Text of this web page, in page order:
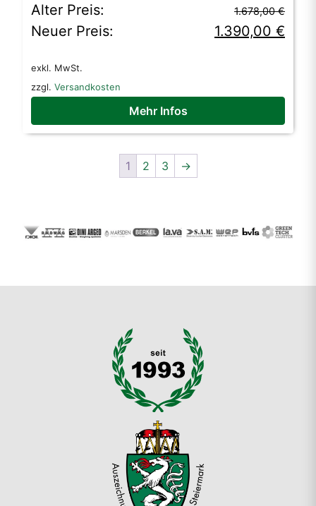
Alter Preis: 1.678,00€
Ursprünglicher
Preis
1.678,00 €
Neuer Preis: 1.390,00 €
Aktueller
Preis
1.390,00 €.
exkl. MwSt.
zzgl. Versandkosten
Mehr Infos
1 2 3 →